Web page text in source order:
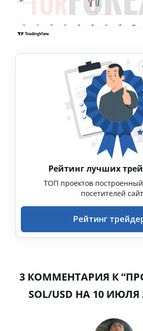
Рейтинг лучших
ТОП проектов
посетителей
Рейтинг
3 КОММЕНТАРИЯ К
SOL/USD НА 10 ИЮЛЯ